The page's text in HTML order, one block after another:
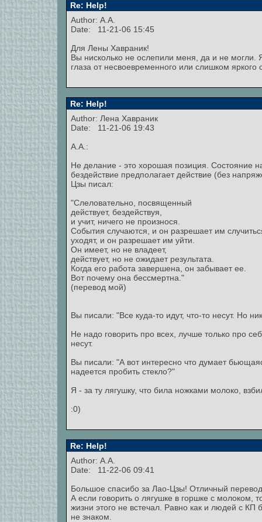
Re: Help!
Author: А.А.
Date: 11-21-06 15:45
Для Лены Хавраник!
Вы нисколько не ослепили меня, да и не могли.
глаза от несвоевременного или слишком
Re: Help!
Author: Лена Хавраник
Date: 11-21-06 19:43
А.А.:
Не делание - это хорошая позиция. Состояние
бездействие предполагает действие (без
Цзы писал:
"Слеловательно, посвященный
действует, бездействуя,
и учит, ничего не произнося.
События случаются, и он разрешает им
уходят, и он разрешает им уйти.
Он имеет, но не владеет,
действует, но не ожидает результата.
Когда его работа завершена, он забывает ее.
Вот почему она бессмертна."
(перевод мой)
Вы писали: "Все куда-то идут, что-то несут. Но
Не надо говорить про всех, лучше только про
несут.
Вы писали: "А вот интересно что думает
надеется пробить стекло?"
Я - за ту лягушку, что била ножками молоко,
:0)
Re: Help!
Author: А.А.
Date: 11-22-06 09:41
Большое спасибо за Лао-Цзы! Отличный
А если говорить о лягушке в горшке с молоком,
жизни этого не встечал. Равно как и людей с
не знаком.